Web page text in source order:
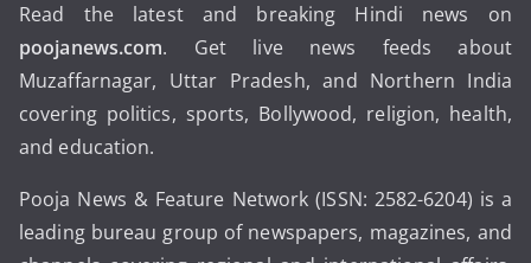
Read the latest and breaking Hindi news on
poojanews.com. Get live news feeds about
Muzaffarnagar, Uttar Pradesh, and Northern India
covering politics, sports, Bollywood, religion, health,
and education.
Pooja News & Feature Network (ISSN: 2582-6204) is a
leading bureau group of newspapers, magazines, and